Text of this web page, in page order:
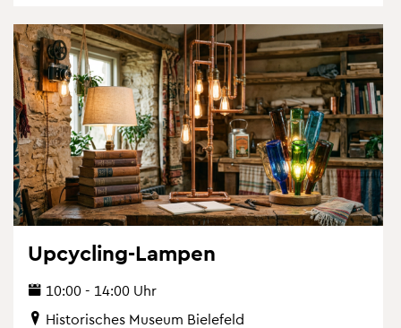
Up­cy­cling-Lam­pen
10:00 - 14:00 Uhr
His­to­ri­sches Mu­se­um Bie­le­feld